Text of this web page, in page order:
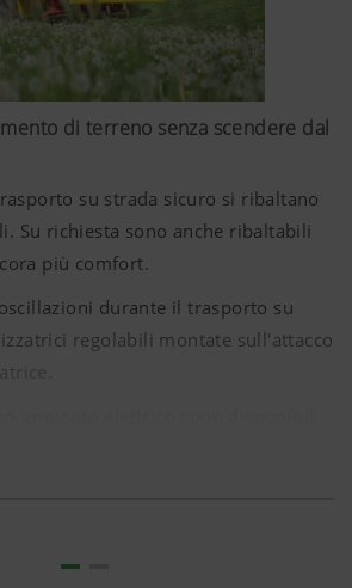
di terreno senza scendere dal
su strada sicuro si ribaltano
Su richiesta sono anche ribaltabili
più comfort.
durante il trasporto su
regolabili montate sull'attacco